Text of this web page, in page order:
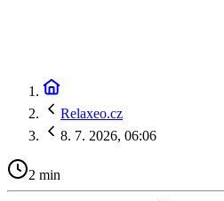
Relaxeo.cz
8. 7. 2026, 06:06
2 min